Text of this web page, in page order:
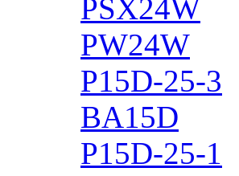
PSX24W
PW24W
P15D-25-3
BA15D
P15D-25-1